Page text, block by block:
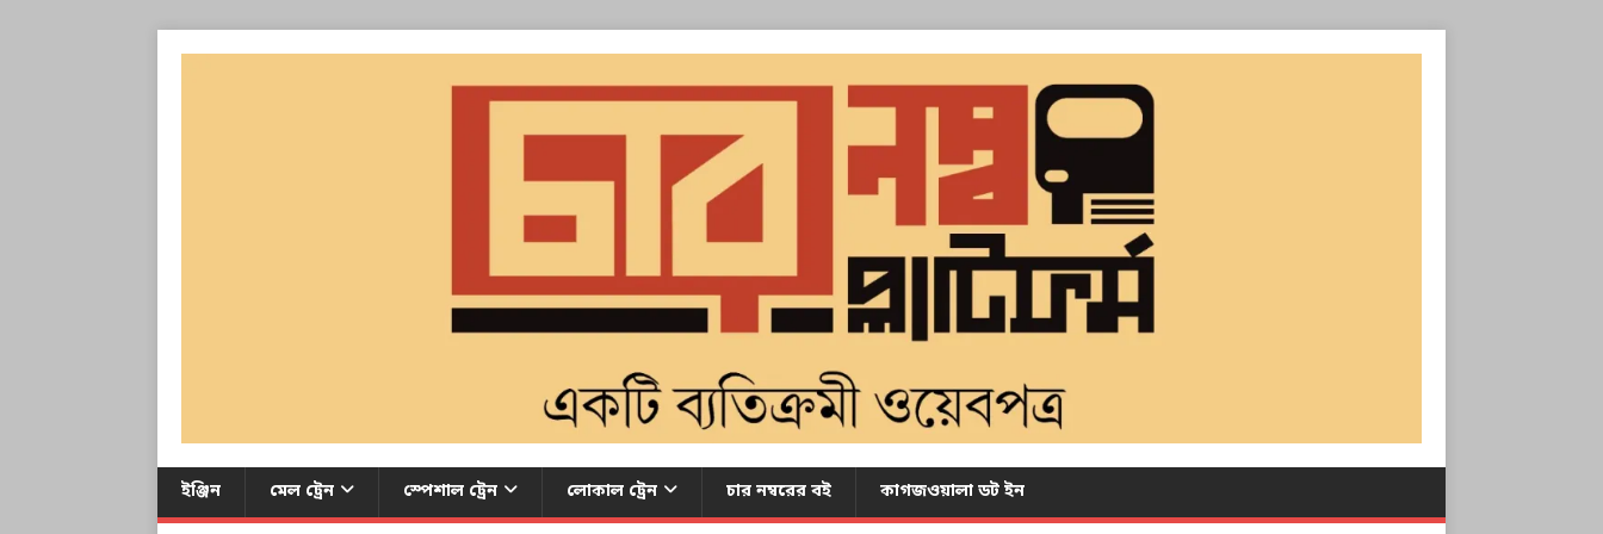
ইঞ্জিন মেল ট্রেন স্পেশাল ট্রেন লোকাল ট্রেন চার নম্বরের বই কাগজওয়ালা ডট ইন